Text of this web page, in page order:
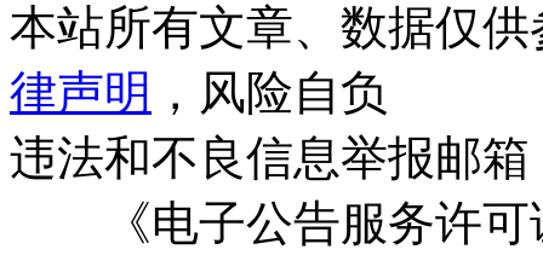
本站所有文章、数据仅
律声明 ，风险自负
违法和不良信息举报邮箱
《电子公告服务许可